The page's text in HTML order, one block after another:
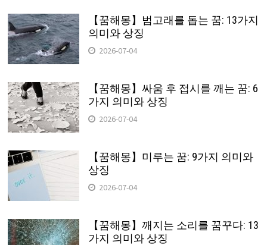
【꿈해몽】범고래를 돕는 꿈: 13가지
의미와 상징
2026-07-04
【꿈해몽】싸움 후 접시를 깨는 꿈: 6
가지 의미와 상징
2026-07-04
【꿈해몽】미루는 꿈: 9가지 의미와
상징
2026-07-04
【꿈해몽】깨지는 소리를 꿈꾸다: 13
가지 의미와 상징